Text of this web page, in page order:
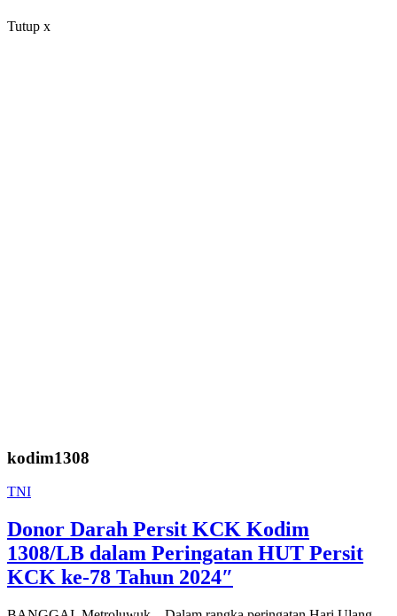
Tutup x
kodim1308
TNI
Donor Darah Persit KCK Kodim
1308/LB dalam Peringatan HUT Persit
KCK ke-78 Tahun 2024″